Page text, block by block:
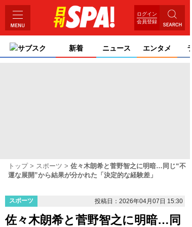
ログイン
会員登録
サブスク 新着 ニュース エンタメ
トップ スポーツ
佐々木朗希と菅野智之に明暗…同じ“不
運な展開”から結果が分かれた「決定的な経験差」
スポーツ 投稿日：2026年04月07日 15:30
佐々木朗希と菅野智之に明暗…同